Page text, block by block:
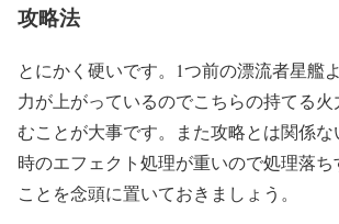
攻略法
とにかく硬いです。1つ前の漂流者星艦
力が上がっているのでこちらの持てる
むことが大事です。また攻略とは関係
時のエフェクト処理が重いので処理落
ことを念頭に置いておきましょう。